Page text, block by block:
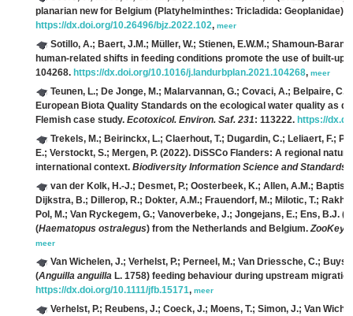
planarian new for Belgium (Platyhelminthes: Tricladida: Geoplanidae).
https://dx.doi.org/10.26496/bjz.2022.102, meer
Sotillo, A.; Baert, J.M.; Müller, W.; Stienen, E.W.M.; Shamoun-
human-related shifts in feeding conditions promote the use of built-up
104268. https://dx.doi.org/10.1016/j.landurbplan.2021.104268, meer
Teunen, L.; De Jonge, M.; Malarvannan, G.; Covaci, A.; Belpaire,
European Biota Quality Standards on the ecological water quality as
Flemish case study. Ecotoxicol. Environ. Saf. 231: 113222. https://
Trekels, M.; Beirinckx, L.; Claerhout, T.; Dugardin, C.; Leliaert, F.;
E.; Verstockt, S.; Mergen, P. (2022). DiSSCo Flanders: A regional
international context. Biodiversity Information Science and Standards
van der Kolk, H.-J.; Desmet, P.; Oosterbeek, K.; Allen, A.M.;
Dijkstra, B.; Dillerop, R.; Dokter, A.M.; Frauendorf, M.; Milotic, T.;
Pol, M.; Van Ryckegem, G.; Vanoverbeke, J.; Jongejans, E.; Ens, B.J.
(Haematopus ostralegus) from the Netherlands and Belgium.ZooKeys
meer
Van Wichelen, J.; Verhelst, P.; Perneel, M.; Van Driessche, C.;
(Anguilla anguilla L. 1758) feeding behaviour during upstream
https://dx.doi.org/10.1111/jfb.15171, meer
Verhelst, P.; Reubens, J.; Coeck, J.; Moens, T.; Simon, J.; Van